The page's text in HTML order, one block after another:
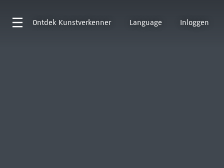
Ontdek Kunstverkenner Language Inloggen